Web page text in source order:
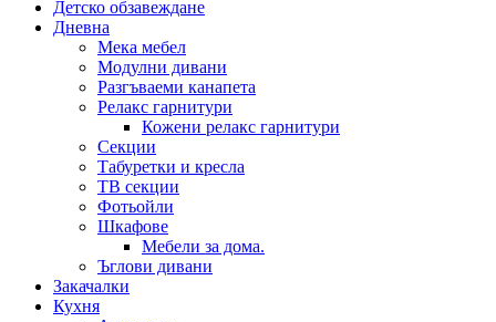
Детско обзавеждане
Дневна
Мека мебел
Модулни дивани
Разгъваеми канапета
Релакс гарнитури
Кожени релакс гарнитури
Секции
Табуретки и кресла
ТВ секции
Фотьойли
Шкафове
Мебели за дома.
Ъглови дивани
Закачалки
Кухня